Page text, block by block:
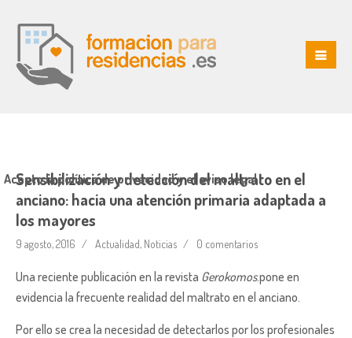
Sensibilización y detección del maltrato en el
anciano: hacia una atención primaria adaptada a
los mayores
9 agosto, 2016 Actualidad, Noticias 0 comentarios
Una reciente publicación en la revista Gerokomos.pone en
evidencia la frecuente realidad del maltrato en el anciano.
Por ello se crea la necesidad de detectarlos por los profesionales
Acepto la política de privacidad y el aviso legal